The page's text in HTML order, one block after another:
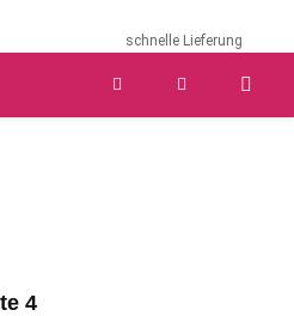
schnelle Lieferung
4